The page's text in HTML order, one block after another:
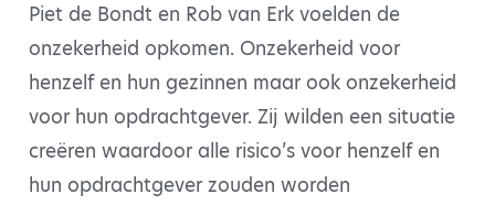
Piet de Bondt en Rob van Erk voelden de
onzekerheid opkomen. Onzekerheid voor
henzelf en hun gezinnen maar ook onzekerheid
voor hun opdrachtgever. Zij wilden een situatie
creëren waardoor alle risico’s voor henzelf en
hun opdrachtgever zouden worden